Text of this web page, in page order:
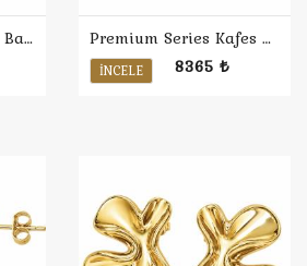
Premium Series İnci Bambu Halka Küpe Premium Series Kafes Bombe Halka Küpe
İNCELE 8365 ₺